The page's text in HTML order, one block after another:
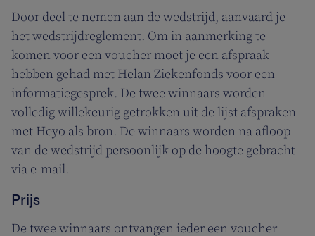
Door deel te nemen aan de wedstrijd, aanvaard je
het wedstrijdreglement. Om in aanmerking te
komen voor een voucher moet je een afspraak
hebben gehad met Helan Ziekenfonds voor een
informatiegesprek. De twee winnaars worden
volledig willekeurig getrokken uit de lijst afspraken
met Heyo als bron. De winnaars worden na afloop
van de wedstrijd persoonlijk op de hoogte gebracht
via e-mail.
Prijs
De twee winnaars ontvangen ieder een voucher